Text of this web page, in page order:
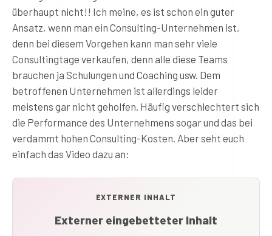
überhaupt nicht!! Ich meine, es ist schon ein guter
Ansatz, wenn man ein Consulting-Unternehmen ist,
denn bei diesem Vorgehen kann man sehr viele
Consultingtage verkaufen, denn alle diese Teams
brauchen ja Schulungen und Coaching usw. Dem
betroffenen Unternehmen ist allerdings leider
meistens gar nicht geholfen. Häufig verschlechtert sich
die Performance des Unternehmens sogar und das bei
verdammt hohen Consulting-Kosten. Aber seht euch
einfach das Video dazu an:
EXTERNER INHALT
Externer eingebetteter Inhalt